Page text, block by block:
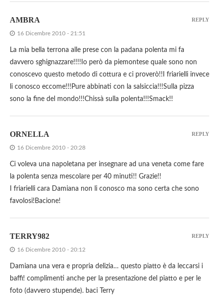
AMBRA
16 Dicembre 2010 - 21:51
La mia bella terrona alle prese con la padana polenta mi fa
davvero sghignazzare!!!!Io però da piemontese quale sono non
conoscevo questo metodo di cottura e ci proverò!!I friarielli invece
li conosco eccome!!!Pure abbinati con la salsiccia!!!Sulla pizza
sono la fine del mondo!!!Chissà sulla polenta!!!Smack!!
REPLY
ORNELLA
16 Dicembre 2010 - 20:28
Ci voleva una napoletana per insegnare ad una veneta come fare
la polenta senza mescolare per 40 minuti!! Grazie!!
I friarielli cara Damiana non li conosco ma sono certa che sono
favolosi!Bacione!
REPLY
TERRY982
16 Dicembre 2010 - 20:12
Damiana una vera e propria delizia… questo piatto è da leccarsi i
baffi! complimenti anche per la presentazione del piatto e per le
foto (davvero stupende). baci Terry
REPLY